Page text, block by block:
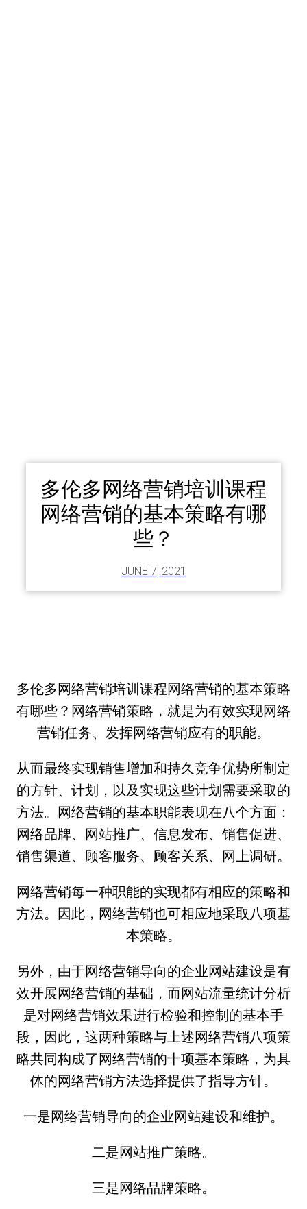
多伦多网络营销培训课程
网络营销的基本策略有哪
些？
JUNE 7, 2021
多伦多网络营销培训课程网络营销的基本策略
有哪些？网络营销策略，就是为有效实现网络
营销任务、发挥网络营销应有的职能。
从而最终实现销售增加和持久竞争优势所制定
的方针、计划，以及实现这些计划需要采取的
方法。网络营销的基本职能表现在八个方面：
网络品牌、网站推广、信息发布、销售促进、
销售渠道、顾客服务、顾客关系、网上调研。
网络营销每一种职能的实现都有相应的策略和
方法。因此，网络营销也可相应地采取八项基
本策略。
另外，由于网络营销导向的企业网站建设是有
效开展网络营销的基础，而网站流量统计分析
是对网络营销效果进行检验和控制的基本手
段，因此，这两种策略与上述网络营销八项策
略共同构成了网络营销的十项基本策略，为具
体的网络营销方法选择提供了指导方针。
一是网络营销导向的企业网站建设和维护。
二是网站推广策略。
三是网络品牌策略。